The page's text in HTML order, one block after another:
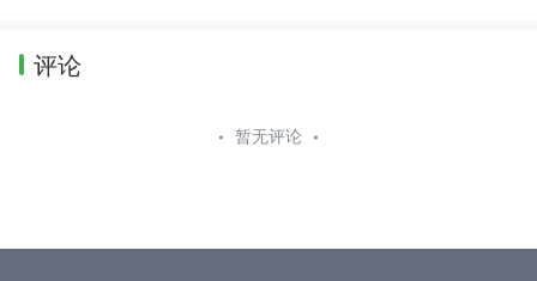
评论
暂无评论